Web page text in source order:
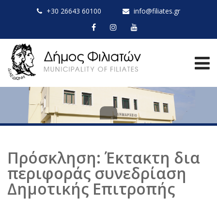
+30 26643 60100 info@filiates.gr
Πρόσκληση: Έκτακτη δια
περιφοράς συνεδρίαση
Δημοτικής Επιτροπής